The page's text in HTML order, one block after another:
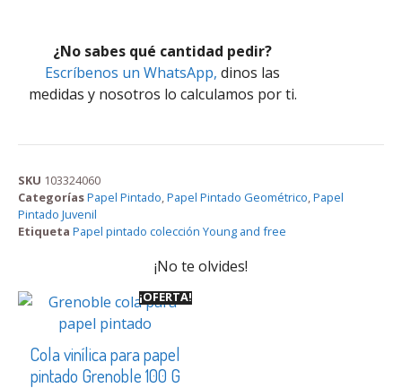
¿No sabes qué cantidad pedir?
Escríbenos un WhatsApp, dinos las
medidas y nosotros lo calculamos por ti.
SKU 103324060
CategoríasPapel Pintado,Papel Pintado Geométrico,Papel
Pintado Juvenil
Etiqueta Papel pintado colección Young and free
¡No te olvides!
¡OFERTA!
Cola vinílica para papel
pintado Grenoble 100 G